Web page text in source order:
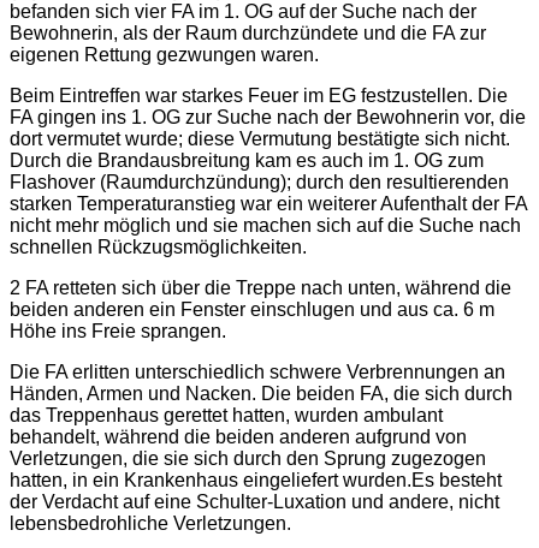
befanden sich vier FA im 1. OG auf der Suche nach der
Bewohnerin, als der Raum durchzündete und die FA zur
eigenen Rettung gezwungen waren.
Beim Eintreffen war starkes Feuer im EG festzustellen. Die
FA gingen ins 1. OG zur Suche nach der Bewohnerin vor, die
dort vermutet wurde; diese Vermutung bestätigte sich nicht.
Durch die Brandausbreitung kam es auch im 1. OG zum
Flashover (Raumdurchzündung); durch den resultierenden
starken Temperaturanstieg war ein weiterer Aufenthalt der FA
nicht mehr möglich und sie machen sich auf die Suche nach
schnellen Rückzugsmöglichkeiten.
2 FA retteten sich über die Treppe nach unten, während die
beiden anderen ein Fenster einschlugen und aus ca. 6 m
Höhe ins Freie sprangen.
Die FA erlitten unterschiedlich schwere Verbrennungen an
Händen, Armen und Nacken. Die beiden FA, die sich durch
das Treppenhaus gerettet hatten, wurden ambulant
behandelt, während die beiden anderen aufgrund von
Verletzungen, die sie sich durch den Sprung zugezogen
hatten, in ein Krankenhaus eingeliefert wurden.Es besteht
der Verdacht auf eine Schulter-Luxation und andere, nicht
lebensbedrohliche Verletzungen.